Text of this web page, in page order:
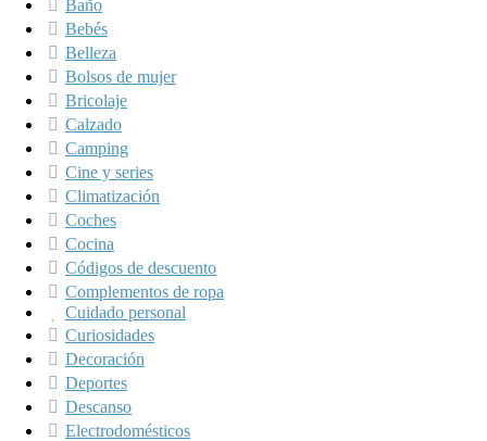
Baño
Bebés
Belleza
Bolsos de mujer
Bricolaje
Calzado
Camping
Cine y series
Climatización
Coches
Cocina
Códigos de descuento
Complementos de ropa
Cuidado personal
Curiosidades
Decoración
Deportes
Descanso
Electrodomésticos